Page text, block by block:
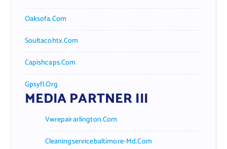
Oaksofa.com
Soultacohtx.com
Capishcaps.com
Gpsyfl.org
MEDIA PARTNER III
Vwrepairarlington.com
Cleaningservicebaltimore-Md.com